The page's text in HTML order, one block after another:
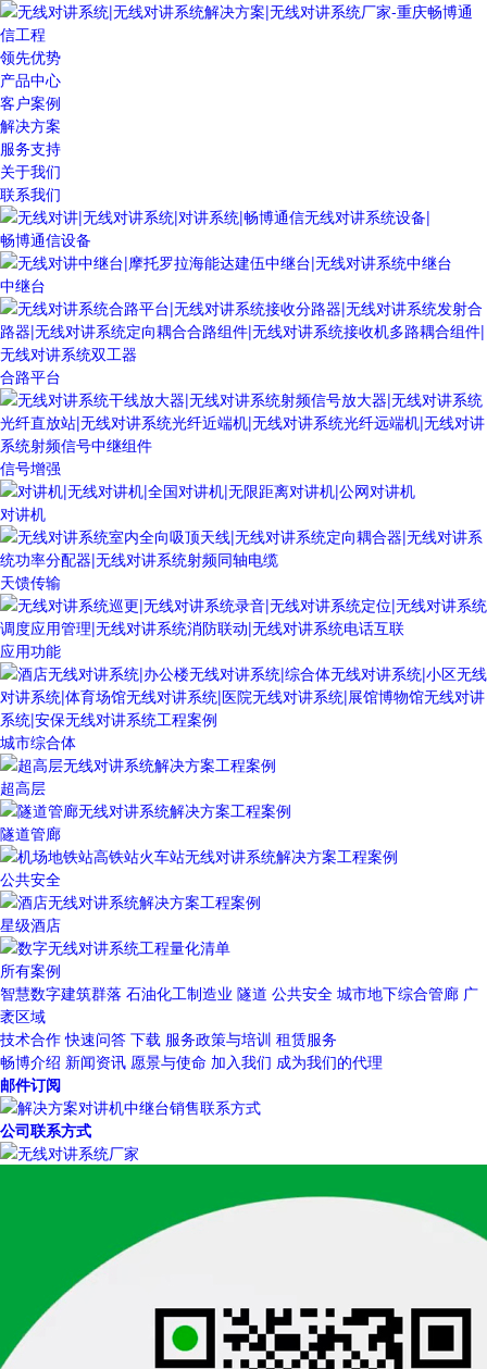
领先优势
产品中心
客户案例
解决方案
服务支持
关于我们
联系我们
畅博通信设备
中继台
合路平台
信号增强
对讲机
天馈传输
应用功能
城市综合体
超高层
隧道管廊
公共安全
星级酒店
所有案例
智慧数字建筑群落 石油化工制造业 隧道 公共安全 城市地下综合管廊 广
袤区域
技术合作 快速问答 下载 服务政策与培训 租赁服务
畅博介绍 新闻资讯 愿景与使命 加入我们 成为我们的代理
邮件订阅
公司联系方式